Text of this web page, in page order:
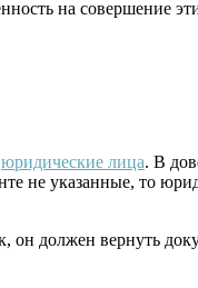
на совершение
юридические лица. В
не указанные, то
он должен вернуть